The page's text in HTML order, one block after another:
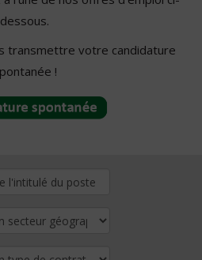
dessous.
transmettre votre candidature
!